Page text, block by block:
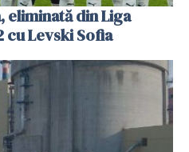
eliminată din Liga
cu Levski Sofia